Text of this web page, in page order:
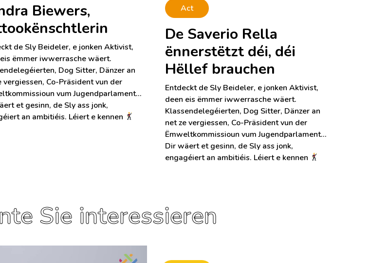
Biewers,
de Sly Beideler, e jonken Aktivist,
ëmmer iwwerrasche wäert.
Dog Sitter, Dänzer an
vergiessen, Co-Präsident vun der
vum Jugendparlament…
et gesinn, de Sly ass jonk,
an ambitiéis. Léiert e kennen
Act
De Saverio Rella
ënnerstëtzt déi, déi
Hëllef brauchen
Entdeckt de Sly Beideler, e jonken Aktivist,
deen eis ëmmer iwwerrasche wäert.
Klassendelegéierten, Dog Sitter, Dänzer an
net ze vergiessen, Co-Präsident vun der
Ëmweltkommissioun vum Jugendparlament…
Dir wäert et gesinn, de Sly ass jonk,
engagéiert an ambitiéis. Léiert e kennen
Sie interessieren